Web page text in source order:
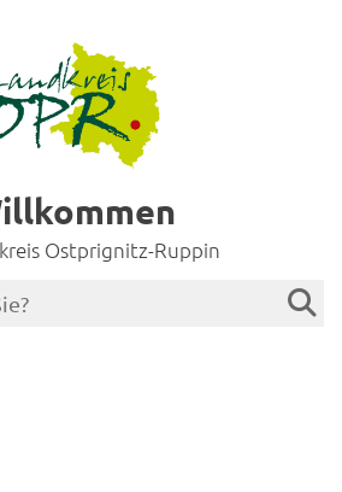
Ostprignitz-Ruppin